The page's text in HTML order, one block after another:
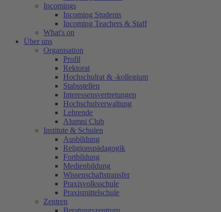
Incomings
Incoming Students
Incoming Teachers & Staff
What's on
Über uns
Organisation
Profil
Rektorat
Hochschulrat & -kollegium
Stabsstellen
Interessensvertretungen
Hochschulverwaltung
Lehrende
Alumni Club
Institute & Schulen
Ausbildung
Religionspädagogik
Fortbildung
Medienbildung
Wissenschaftstransfer
Praxisvolksschule
Praxismittelschule
Zentren